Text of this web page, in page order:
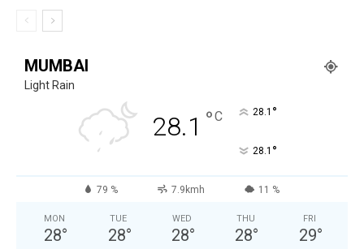
MUMBAI
Light Rain
28.1 °C 28.1 °
28.1 °
79 % 7.9kmh 11 %
MON
28°
TUE
28°
WED
28°
THU
28°
FRI
29°